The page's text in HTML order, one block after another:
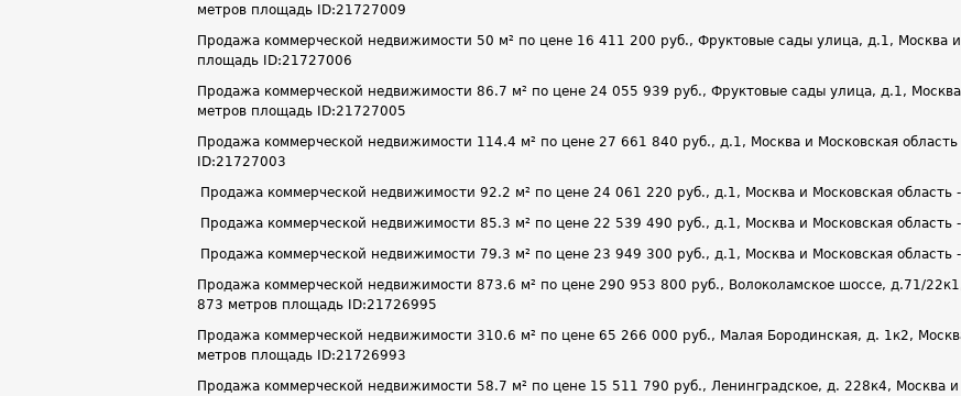
метров площадь ID:21727009
Продажа коммерческой недвижимости 50 м² по цене 16 411 200 руб., Фруктовые сады улица, д.1, Москва
площадь ID:21727006
Продажа коммерческой недвижимости 86.7 м² по цене 24 055 939 руб., Фруктовые сады улица, д.1, Москва
метров площадь ID:21727005
Продажа коммерческой недвижимости 114.4 м² по цене 27 661 840 руб., д.1, Москва и Московская
ID:21727003
Продажа коммерческой недвижимости 92.2 м² по цене 24 061 220 руб., д.1, Москва и Московская
Продажа коммерческой недвижимости 85.3 м² по цене 22 539 490 руб., д.1, Москва и Московская
Продажа коммерческой недвижимости 79.3 м² по цене 23 949 300 руб., д.1, Москва и Московская
Продажа коммерческой недвижимости 873.6 м² по цене 290 953 800 руб., Волоколамское шоссе, д.71/
873 метров площадь ID:21726995
Продажа коммерческой недвижимости 310.6 м² по цене 65 266 000 руб., Малая Бородинская, д. 1к2,
метров площадь ID:21726993
Продажа коммерческой недвижимости 58.7 м² по цене 15 511 790 руб., Ленинградское, д. 228к4, Москва и